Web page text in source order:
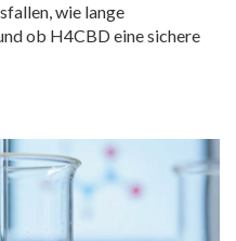
wie lange
ob H4CBD eine sichere